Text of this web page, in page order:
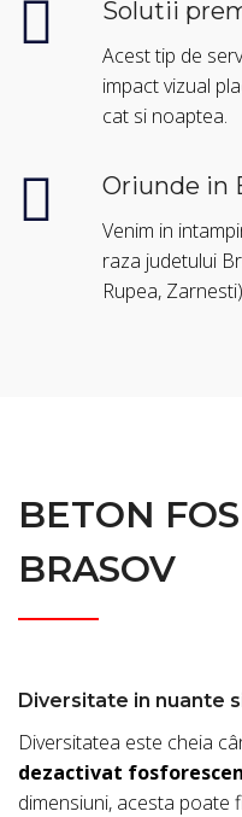
Solutii
Acest tip de
impact vizual
cat si noaptea.
Oriunde in
Venim in
raza judetului
Rupea, Zarnesti)
BETON
BRASOV
Diversitate in nuante
Diversitatea este cheia
dezactivat
dimensiuni, acesta poate